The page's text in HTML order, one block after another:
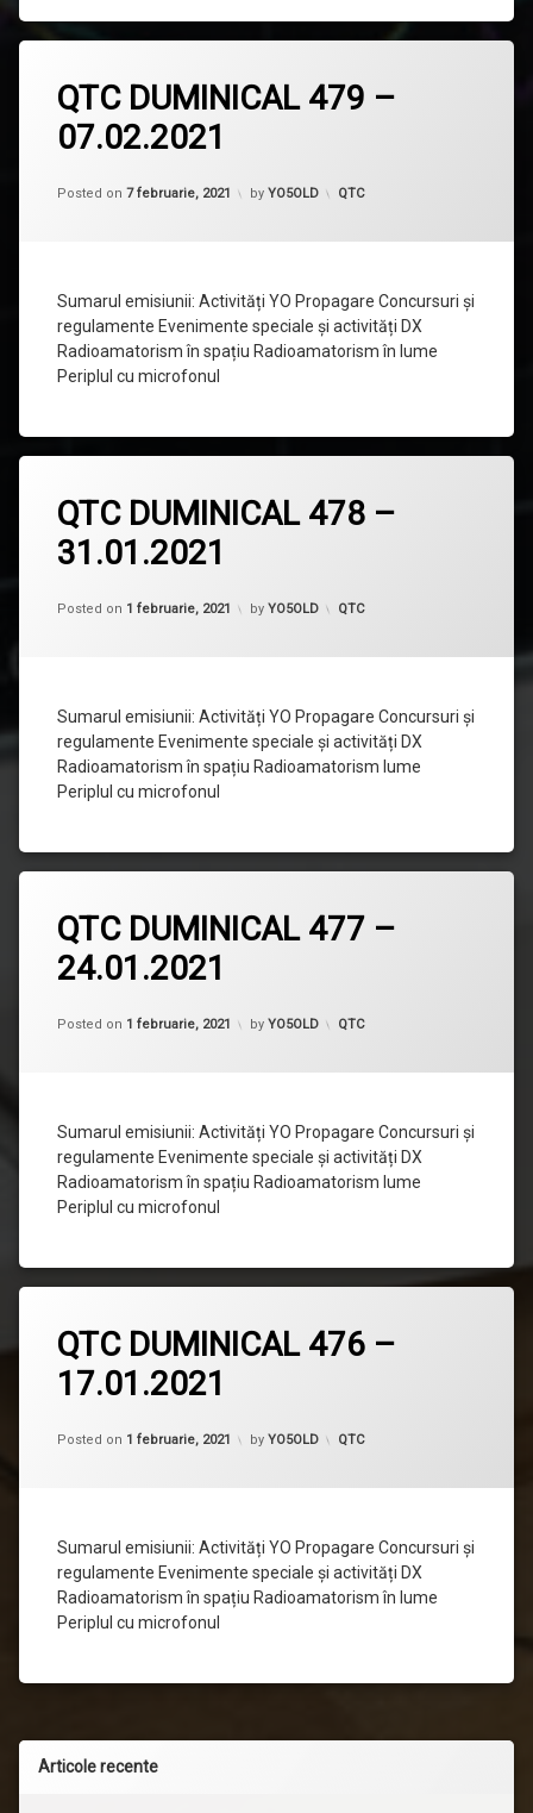
QTC DUMINICAL 479 –
07.02.2021
Posted on 7 februarie, 2021
Updated on 7 februarie, 2021
by YO5OLD Categorii:
QTC
Sumarul emisiunii: Activități YO Propagare Concursuri și
regulamente Evenimente speciale și activități DX
Radioamatorism în spațiu Radioamatorism în lume
Periplul cu microfonul
un
comentariu
la
QTC
479
QTC DUMINICAL 478 –
31.01.2021
Posted on 1 februarie, 2021 by YO5OLD Categorii:
QTC
Sumarul emisiunii: Activități YO Propagare Concursuri și
regulamente Evenimente speciale și activități DX
Radioamatorism în spațiu Radioamatorism lume
Periplul cu microfonul
un
comentariu
la
QTC
478
QTC DUMINICAL 477 –
24.01.2021
Posted on 1 februarie, 2021
Updated on 1 februarie, 2021
by YO5OLD Categorii:
QTC
Sumarul emisiunii: Activități YO Propagare Concursuri și
regulamente Evenimente speciale și activități DX
Radioamatorism în spațiu Radioamatorism lume
Periplul cu microfonul
un
comentariu
la
QTC
477
QTC DUMINICAL 476 –
17.01.2021
Posted on 1 februarie, 2021 by YO5OLD Categorii:
QTC
Sumarul emisiunii: Activități YO Propagare Concursuri și
regulamente Evenimente speciale și activități DX
Radioamatorism în spațiu Radioamatorism în lume
Periplul cu microfonul
un
comentariu
la
QTC
476
Articole recente